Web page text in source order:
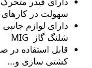
سهولت در
شلنگ گاز MIG
قابل استفاده در
کشتی سازی و...